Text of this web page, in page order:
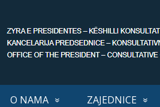
O NAMA ZAJEDNICE